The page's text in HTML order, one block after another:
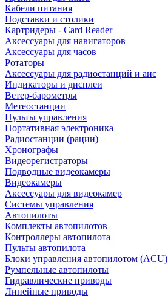
Кабели питания
Подставки и столики
Картридеры - Card Reader
Аксессуары для навигаторов
Аксессуары для часов
Ротаторы
Аксессуары для радиостанций и аис
Индикаторы и дисплеи
Ветер-барометры
Метеостанции
Пульты управления
Портативная электроника
Радиостанции (рации)
Хронографы
Видеорегистраторы
Подводные видеокамеры
Видеокамеры
Аксессуары для видеокамер
Системы управления
Автопилоты
Комплекты автопилотов
Контроллеры автопилота
Пульты автопилота
Блоки управления автопилотом (ACU)
Румпельные автопилоты
Гидравлические приводы
Линейные приводы